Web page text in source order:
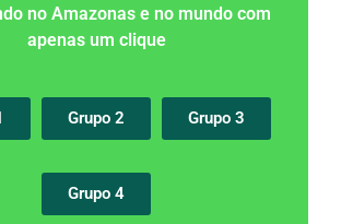
no Amazonas e no mundo com
apenas um clique
Grupo 2 Grupo 3
Grupo 4